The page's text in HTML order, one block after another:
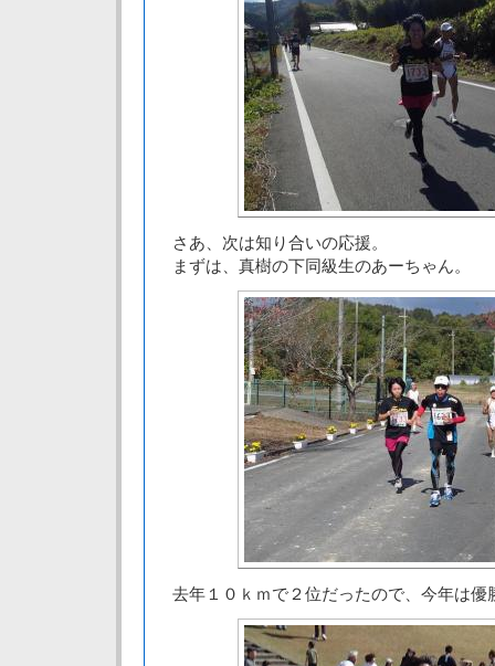
さあ、次は知り合いの応援。
まずは、真樹の下同級生のあーちゃん。
去年１０ｋｍで２位だったので、今年は優